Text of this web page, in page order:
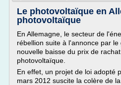
Le photovoltaïque en
photovoltaïque
En Allemagne, le secteur de
rébellion suite à l'annonce par
nouvelle baisse du prix de
photovoltaïque.
En effet, un projet de loi adopté
mars 2012 suscite la colère de